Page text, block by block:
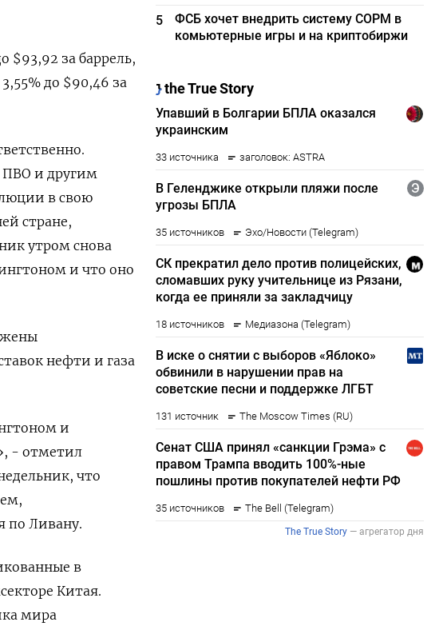
$93,92 ⁠за баррель,
до $90,46 за
ПВО и другим
в свою
стране,
утром снова
и ​что оно
нефти и газа
и
- отметил
что
по Ливану.
в
Китая.
мира
5
ФСБ хочет внедрить систему СОРМ в
комьютерные игры и на криптобиржи